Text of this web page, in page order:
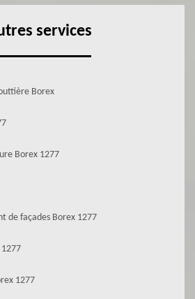
services
Borex
Borex 1277
de façades Borex 1277
1277